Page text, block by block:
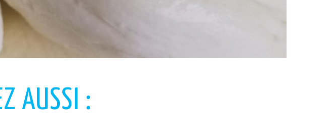
AUSSI :